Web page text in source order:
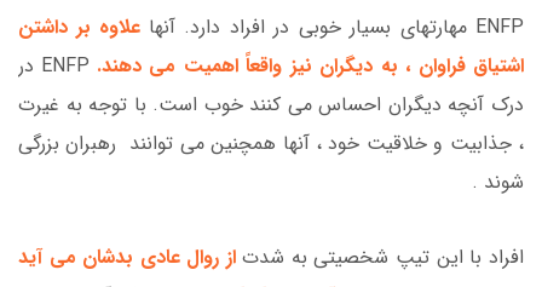
ENFP مهارتهای بسیار خوبی در افراد دارد. آنها
علاوه بر داشتن
اشتیاق فراوان ، به دیگران نیز واقعاً اهمیت می دهند.
ENFP در
درک آنچه دیگران احساس می کنند خوب است. با توجه به غیرت
، جذابیت و خلاقیت خود ، آنها همچنین می توانند رهبران بزرگی
شوند .
افراد با این تیپ شخصیتی به شدت از روال عادی بدشان می آید